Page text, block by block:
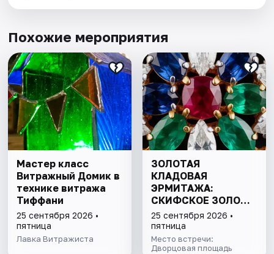
Похожие мероприятия
Мастер класс
Витражный Домик в
технике витража
Тиффани
25 сентября 2026 •
пятница
Лавка Витражиста
ЗОЛОТАЯ
КЛАДОВАЯ
ЭРМИТАЖА:
СКИФСКОЕ ЗОЛОТО
И СОКРОВИЩА
ИМПЕРАТОРСКОЙ
КОЛЛЕКЦИИ
25 сентября 2026 •
пятница
Место встречи:
Дворцовая площадь